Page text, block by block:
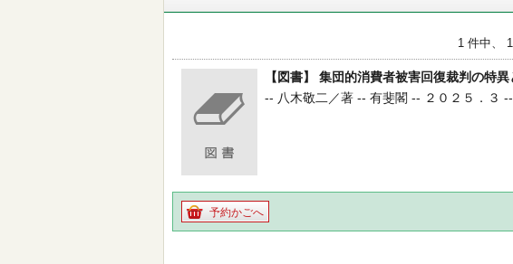
1 件中、
【図書】 集団的消費者被害回復裁判の特
-- 八木敬二／著 -- 有斐閣 -- ２０２５．３
予約かごへ